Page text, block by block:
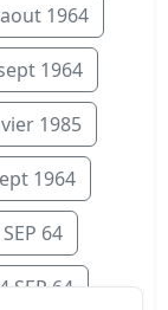
1964
1964
1985
1964
64
SEP 64